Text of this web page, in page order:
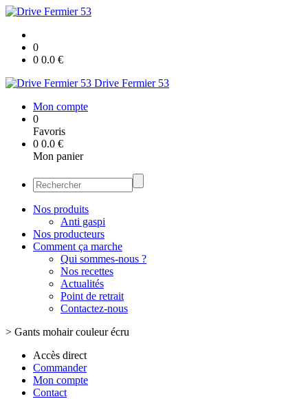
0
0 0.0 €
Drive Fermier 53
Mon compte
0
Favoris
0 0.0 €
Mon panier
Nos produits
Anti gaspi
Nos producteurs
Comment ça marche
Qui sommes-nous ?
Nos recettes
Actualités
Point de retrait
Contactez-nous
> Gants mohair couleur écru
Accès direct
Commander
Mon compte
Contact